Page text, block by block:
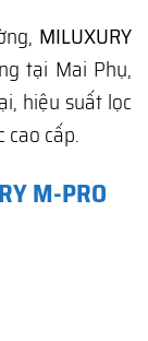
MILUXURY
tại Mai Phụ,
hiệu suất lọc
cao cấp.
M-PRO